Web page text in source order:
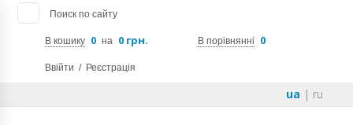
Поиск по сайту
В кошику 0 на 0 грн. В порівнянні 0
Ввійти / Реєстрація
ua | ru